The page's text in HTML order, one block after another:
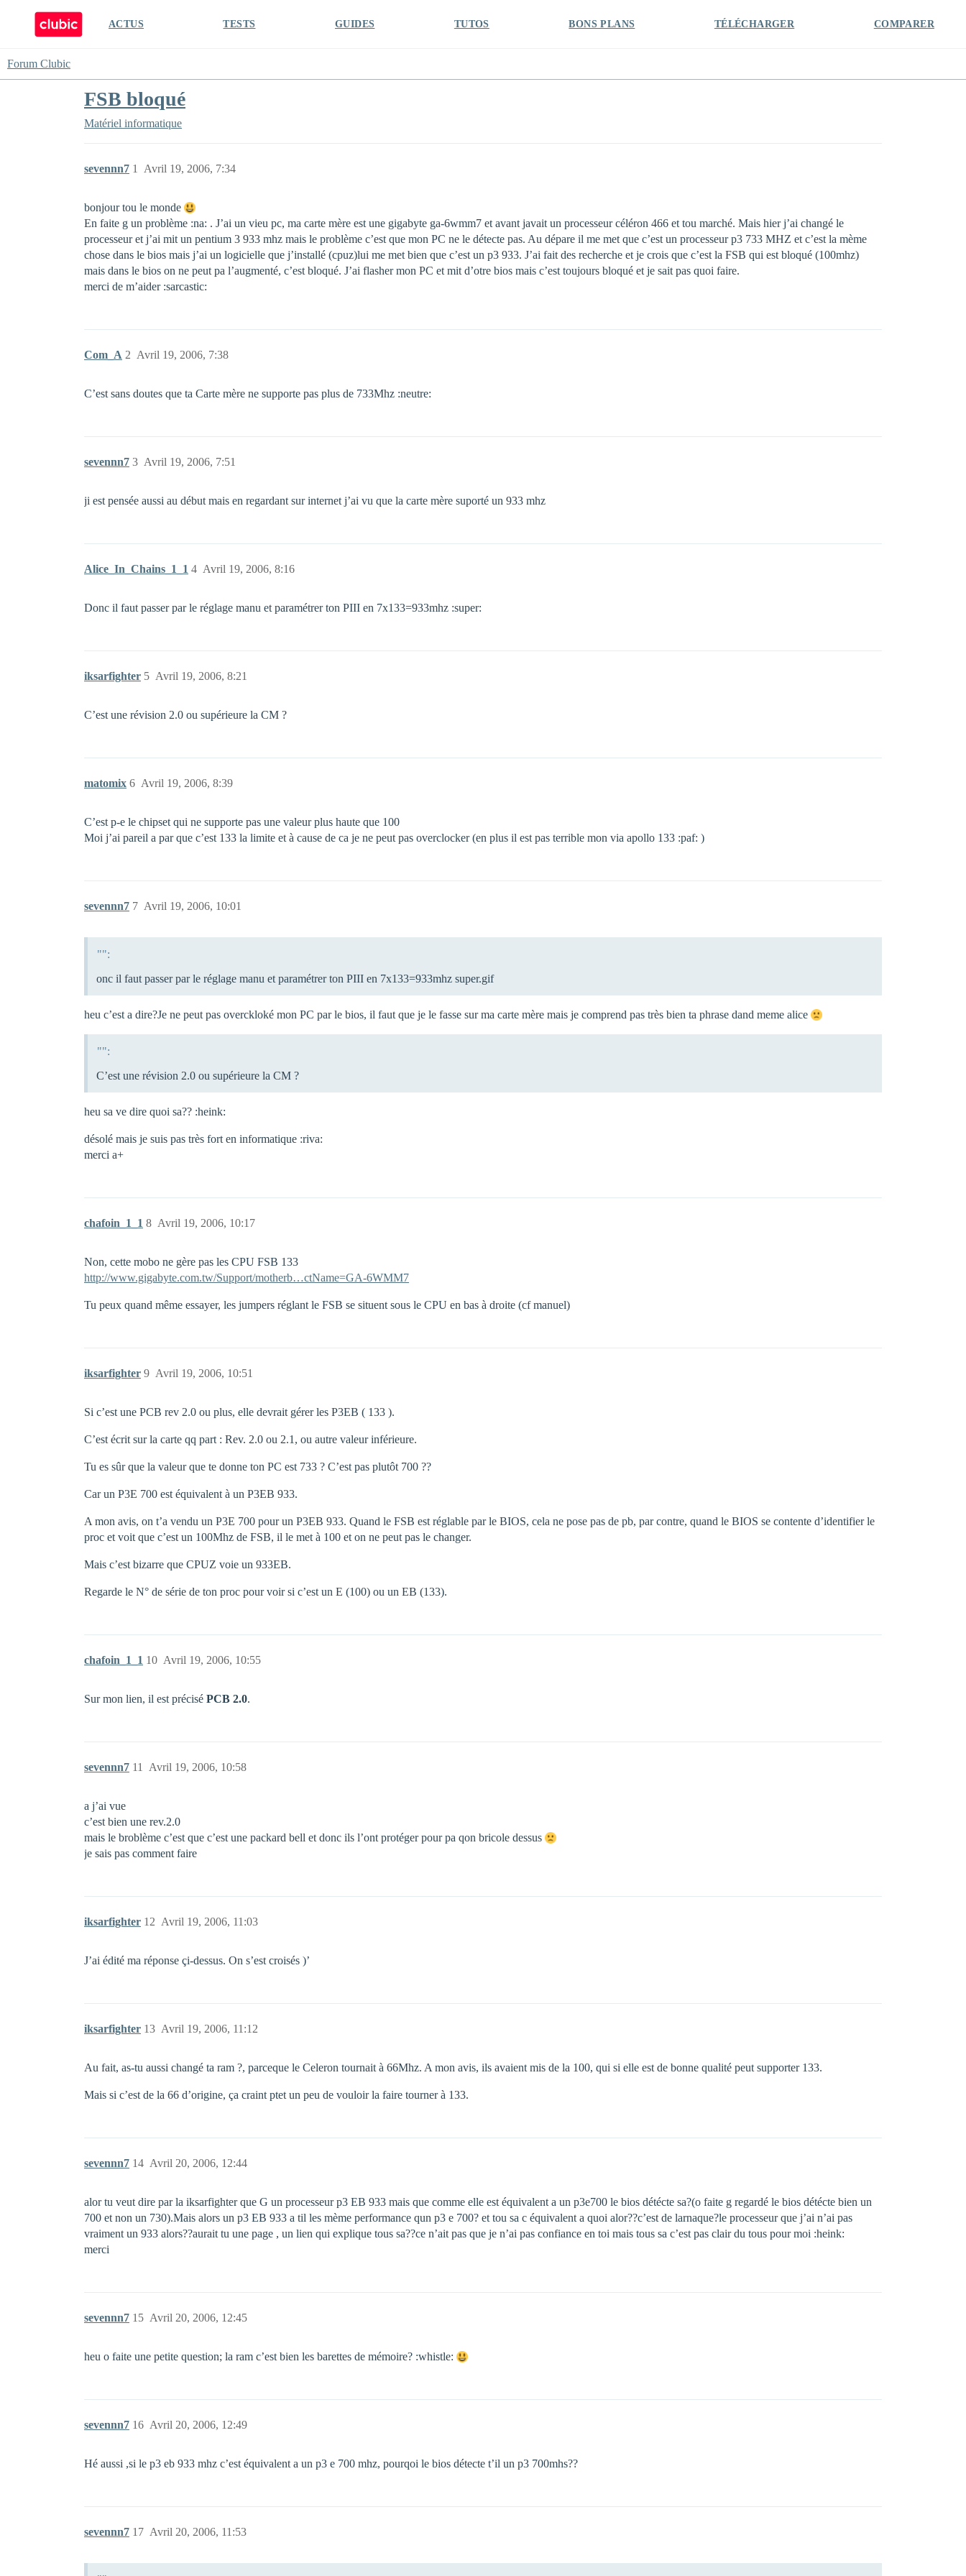
ACTUS TESTS GUIDES TUTOS BONS PLANS TÉLÉCHARGER COMPARER
Forum Clubic
FSB bloqué
Matériel informatique
sevennn7 Avril 19, 2006, 7:34
1
bonjour tou le monde
En faite g un problème :na: . J’ai un vieu pc, ma carte mère est une gigabyte ga-6wmm7 et avant javait un processeur céléron 466 et tou marché. Mais hier j’ai changé le
processeur et j’ai mit un pentium 3 933 mhz mais le problème c’est que mon PC ne le détecte pas. Au dépare il me met que c’est un processeur p3 733 MHZ et c’est la mème
chose dans le bios mais j’ai un logicielle que j’installé (cpuz)lui me met bien que c’est un p3 933. J’ai fait des recherche et je crois que c’est la FSB qui est bloqué (100mhz)
mais dans le bios on ne peut pa l’augmenté, c’est bloqué. J’ai flasher mon PC et mit d’otre bios mais c’est toujours bloqué et je sait pas quoi faire.
merci de m’aider :sarcastic:
Com_A Avril 19, 2006, 7:38
2
C’est sans doutes que ta Carte mère ne supporte pas plus de 733Mhz :neutre:
sevennn7 Avril 19, 2006, 7:51
3
ji est pensée aussi au début mais en regardant sur internet j’ai vu que la carte mère suporté un 933 mhz
Alice_In_Chains_1_1 Avril 19, 2006, 8:16
4
Donc il faut passer par le réglage manu et paramétrer ton PIII en 7x133=933mhz :super:
iksarfighter Avril 19, 2006, 8:21
5
C’est une révision 2.0 ou supérieure la CM ?
matomix Avril 19, 2006, 8:39
6
C’est p-e le chipset qui ne supporte pas une valeur plus haute que 100
Moi j’ai pareil a par que c’est 133 la limite et à cause de ca je ne peut pas overclocker (en plus il est pas terrible mon via apollo 133 :paf: )
sevennn7 Avril 19, 2006, 10:01
7
"":
onc il faut passer par le réglage manu et paramétrer ton PIII en 7x133=933mhz super.gif
heu c’est a dire?Je ne peut pas overckloké mon PC par le bios, il faut que je le fasse sur ma carte mère mais je comprend pas très bien ta phrase dand meme alice
"":
C’est une révision 2.0 ou supérieure la CM ?
heu sa ve dire quoi sa?? :heink:
désolé mais je suis pas très fort en informatique :riva:
merci a+
chafoin_1_1 Avril 19, 2006, 10:17
8
Non, cette mobo ne gère pas les CPU FSB 133
http://www.gigabyte.com.tw/Support/motherb…ctName=GA-6WMM7
Tu peux quand même essayer, les jumpers réglant le FSB se situent sous le CPU en bas à droite (cf manuel)
iksarfighter Avril 19, 2006, 10:51
9
Si c’est une PCB rev 2.0 ou plus, elle devrait gérer les P3EB ( 133 ).
C’est écrit sur la carte qq part : Rev. 2.0 ou 2.1, ou autre valeur inférieure.
Tu es sûr que la valeur que te donne ton PC est 733 ? C’est pas plutôt 700 ??
Car un P3E 700 est équivalent à un P3EB 933.
A mon avis, on t’a vendu un P3E 700 pour un P3EB 933. Quand le FSB est réglable par le BIOS, cela ne pose pas de pb, par contre, quand le BIOS se contente d’identifier le
proc et voit que c’est un 100Mhz de FSB, il le met à 100 et on ne peut pas le changer.
Mais c’est bizarre que CPUZ voie un 933EB.
Regarde le N° de série de ton proc pour voir si c’est un E (100) ou un EB (133).
chafoin_1_1 Avril 19, 2006, 10:55
10
Sur mon lien, il est précisé PCB 2.0.
sevennn7 Avril 19, 2006, 10:58
11
a j’ai vue
c’est bien une rev.2.0
mais le broblème c’est que c’est une packard bell et donc ils l’ont protéger pour pa qon bricole dessus
je sais pas comment faire
iksarfighter Avril 19, 2006, 11:03
12
J’ai édité ma réponse çi-dessus. On s’est croisés )’
iksarfighter Avril 19, 2006, 11:12
13
Au fait, as-tu aussi changé ta ram ?, parceque le Celeron tournait à 66Mhz. A mon avis, ils avaient mis de la 100, qui si elle est de bonne qualité peut supporter 133.
Mais si c’est de la 66 d’origine, ça craint ptet un peu de vouloir la faire tourner à 133.
sevennn7 Avril 20, 2006, 12:44
14
alor tu veut dire par la iksarfighter que G un processeur p3 EB 933 mais que comme elle est équivalent a un p3e700 le bios détécte sa?(o faite g regardé le bios détécte bien un
700 et non un 730).Mais alors un p3 EB 933 a til les mème performance qun p3 e 700? et tou sa c équivalent a quoi alor??c’est de larnaque?le processeur que j’ai n’ai pas
vraiment un 933 alors??aurait tu une page , un lien qui explique tous sa??ce n’ait pas que je n’ai pas confiance en toi mais tous sa c’est pas clair du tous pour moi :heink:
merci
sevennn7 Avril 20, 2006, 12:45
15
heu o faite une petite question; la ram c’est bien les barettes de mémoire? :whistle:
sevennn7 Avril 20, 2006, 12:49
16
Hé aussi ,si le p3 eb 933 mhz c’est équivalent a un p3 e 700 mhz, pourqoi le bios détecte t’il un p3 700mhs??
sevennn7 Avril 20, 2006, 11:53
17